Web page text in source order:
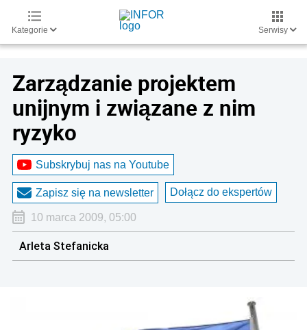
Kategorie Serwisy
Zarządzanie projektem
unijnym i związane z nim
ryzyko
Subskrybuj nas na Youtube
Zapisz się na newsletter Dołącz do ekspertów
10 marca 2009, 05:00
Arleta Stefanicka